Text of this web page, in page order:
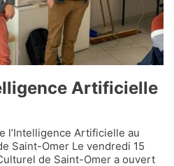
Artificielle
l’Intelligence Artificielle au
Saint-Omer Le vendredi 15
de Saint-Omer a ouvert